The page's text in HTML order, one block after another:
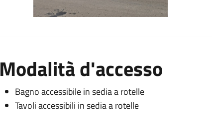
Modalità d'accesso
Bagno accessibile in sedia a rotelle
Tavoli accessibili in sedia a rotelle